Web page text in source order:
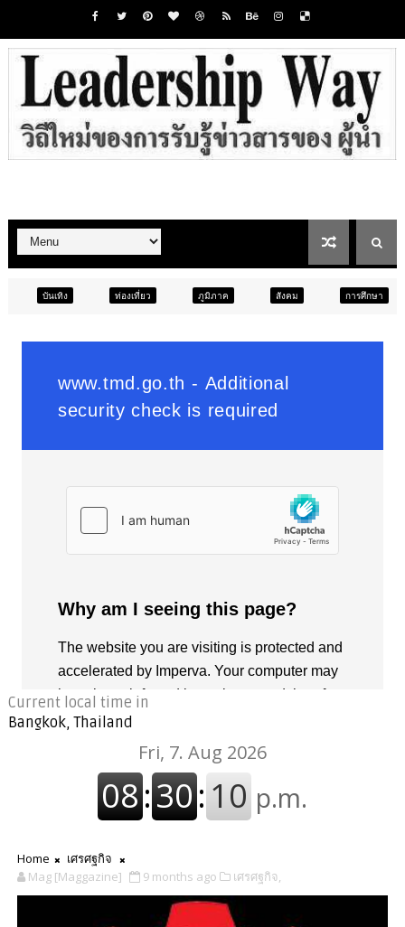
ท่องเที่ยว ภูมิภาค สังคม การศึกษา สังคม
Current local time in
Bangkok, Thailand
Home
เศรศฐกิจ
Mag [Maggazine]
9 months ago เศรศฐกิจ,